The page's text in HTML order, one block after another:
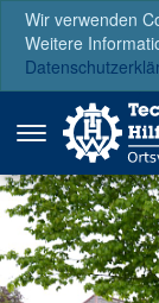
Wir verwenden
Weitere
Menü
ausklappen